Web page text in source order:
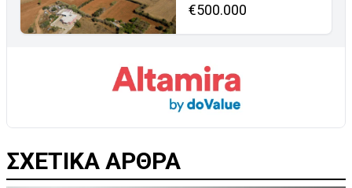
€500.000
ΣΧΕΤΙΚΑ ΑΡΘΡΑ